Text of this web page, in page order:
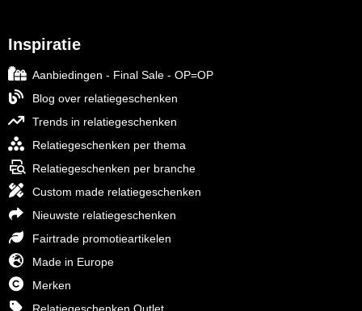
Inspiratie
Aanbiedingen - Final Sale - OP=OP
Blog over relatiegeschenken
Trends in relatiegeschenken
Relatiegeschenken per thema
Relatiegeschenken per branche
Custom made relatiegeschenken
Nieuwste relatiegeschenken
Fairtrade promotieartikelen
Made in Europe
Merken